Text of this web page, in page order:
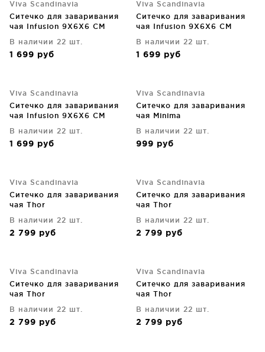
Viva Scandinavia
Ситечко для заваривания
чая Infusion 9X6X6 CM
В наличии 22 шт.
1 699 руб
Viva Scandinavia
Ситечко для заваривания
чая Infusion 9X6X6 CM
В наличии 22 шт.
1 699 руб
Viva Scandinavia
Ситечко для заваривания
чая Infusion 9X6X6 CM
В наличии 22 шт.
1 699 руб
Viva Scandinavia
Ситечко для заваривания
чая Minima
В наличии 22 шт.
999 руб
Viva Scandinavia
Ситечко для заваривания
чая Thor
В наличии 22 шт.
2 799 руб
Viva Scandinavia
Ситечко для заваривания
чая Thor
В наличии 22 шт.
2 799 руб
Viva Scandinavia
Ситечко для заваривания
чая Thor
В наличии 22 шт.
2 799 руб
Viva Scandinavia
Ситечко для заваривания
чая Thor
В наличии 22 шт.
2 799 руб